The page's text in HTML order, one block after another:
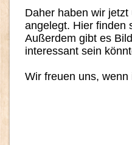
Daher haben wir
angelegt. Hier finden
Außerdem gibt es
interessant sein
Wir freuen uns,